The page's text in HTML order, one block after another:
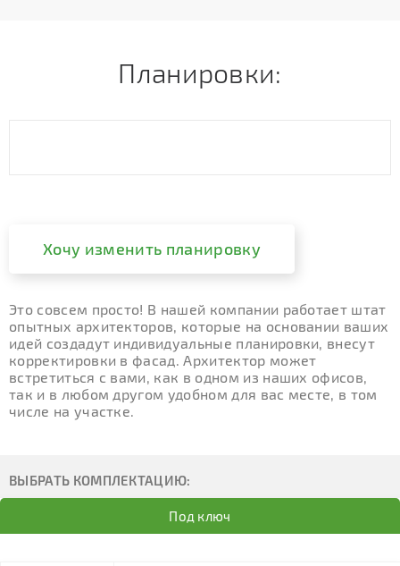
Планировки:
Хочу изменить планировку
Это совсем просто! В нашей компании работает штат
опытных архитекторов, которые на основании ваших
идей создадут индивидуальные планировки, внесут
корректировки в фасад. Архитектор может
встретиться с вами, как в одном из наших офисов,
так и в любом другом удобном для вас месте, в том
числе на участке.
ВЫБРАТЬ КОМПЛЕКТАЦИЮ:
Под ключ